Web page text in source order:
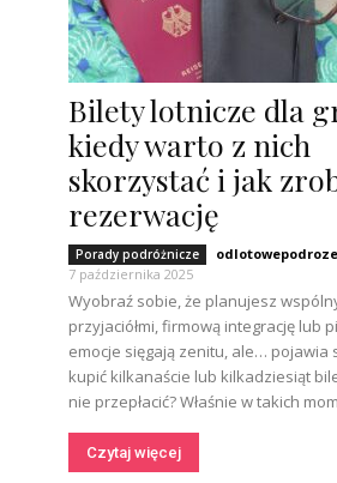
Bilety lotnicze dla
kiedy warto z nich
skorzystać i jak
rezerwację
Porady podróżnicze odlotowepodroze
7 października 2025
Wyobraź sobie, że planujesz
przyjaciółmi, firmową integrację lub
emocje sięgają zenitu, ale… pojawia
kupić kilkanaście lub kilkadziesiąt
nie przepłacić? Właśnie w takich
Czytaj więcej